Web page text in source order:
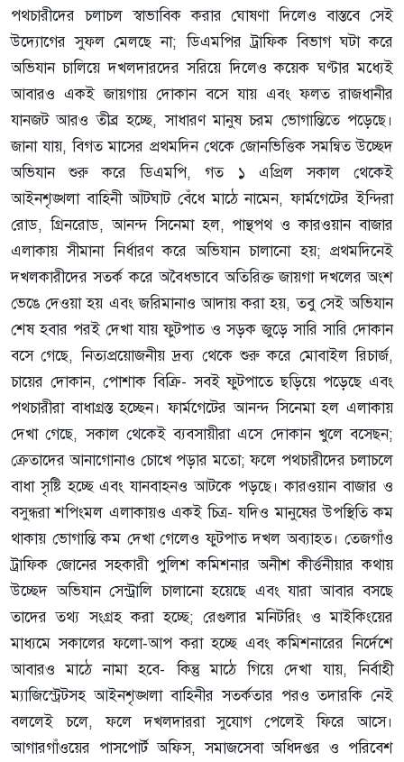
পথচারীদের চলাচল স্বাভাবিক করার ঘোষণা দিলেও বাস্তবে সেই
উদ্যোগের সুফল মেলছে না; ডিএমপির ট্রাফিক বিভাগ ঘটা করে
অভিযান চালিয়ে দখলদারদের সরিয়ে দিলেও কয়েক ঘণ্টার মধ্যেই
আবারও একই জায়গায় দোকান বসে যায় এবং ফলত রাজধানীর
যানজট আরও তীব্র হচ্ছে, সাধারণ মানুষ চরম ভোগান্তিতে পড়েছে।
জানা যায়, বিগত মাসের প্রথমদিন থেকে জোনভিত্তিক সমন্বিত উচ্ছেদ
অভিযান শুরু করে ডিএমপি, গত ১ এপ্রিল সকাল থেকেই
আইনশৃঙ্খলা বাহিনী আঁটঘাট বেঁধে মাঠে নামেন, ফার্মগেটের ইন্দিরা
রোড, গ্রিনরোড, আনন্দ সিনেমা হল, পান্থপথ ও কারওয়ান বাজার
এলাকায় সীমানা নির্ধারণ করে অভিযান চালানো হয়; প্রথমদিনেই
দখলকারীদের সতর্ক করে অবৈধভাবে অতিরিক্ত জায়গা দখলের অংশ
ভেঙে দেওয়া হয় এবং জরিমানাও আদায় করা হয়, তবু সেই অভিযান
শেষ হবার পরই দেখা যায় ফুটপাত ও সড়ক জুড়ে সারি সারি দোকান
বসে গেছে, নিত্যপ্রয়োজনীয় দ্রব্য থেকে শুরু করে মোবাইল রিচার্জ,
চায়ের দোকান, পোশাক বিক্রি- সবই ফুটপাতে ছড়িয়ে পড়েছে এবং
পথচারীরা বাধাগ্রস্ত হচ্ছেন। ফার্মগেটের আনন্দ সিনেমা হল এলাকায়
দেখা গেছে, সকাল থেকেই ব্যবসায়ীরা এসে দোকান খুলে বসেছন;
ক্রেতাদের আনাগোনাও চোখে পড়ার মতো; ফলে পথচারীদের চলাচলে
বাধা সৃষ্টি হচ্ছে এবং যানবাহনও আটকে পড়ছে। কারওয়ান বাজার ও
বসুন্ধরা শপিংমল এলাকায়ও একই চিত্র- যদিও মানুষের উপস্থিতি কম
থাকায় ভোগান্তি কম দেখা গেলেও ফুটপাত দখল অব্যাহত। তেজগাঁও
ট্রাফিক জোনের সহকারী পুলিশ কমিশনার অনীশ কীর্ত্তনীয়ার কথায়
উচ্ছেদ অভিযান সেন্ট্রালি চালানো হয়েছে এবং যারা আবার বসছে
তাদের তথ্য সংগ্রহ করা হচ্ছে; রেগুলার মনিটরিং ও মাইকিংয়ের
মাধ্যমে সকালের ফলো‑আপ করা হচ্ছে এবং কমিশনারের নির্দেশে
আবারও মাঠে নামা হবে- কিন্তু মাঠে গিয়ে দেখা যায়, নির্বাহী
ম্যাজিস্ট্রেটসহ আইনশৃঙ্খলা বাহিনীর সতর্কতার পরও তদারকি নেই
বললেই চলে, ফলে দখলদাররা সুযোগ পেলেই ফিরে আসে।
আগারগাঁওয়ের পাসপোর্ট অফিস, সমাজসেবা অধিদপ্তর ও পরিবেশ